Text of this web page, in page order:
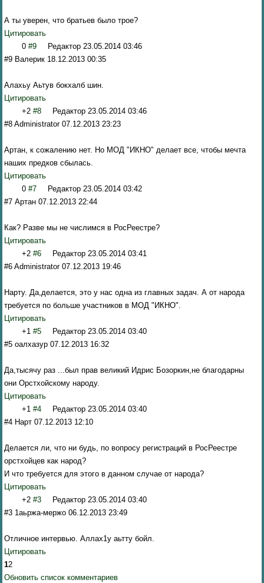
А ты уверен, что братьев было трое?
Цитировать
0 #9 Редактор 23.05.2014 03:46
#9 Валерик 18.12.2013 00:35
Алахьу Аьтув бокхалб шин.
Цитировать
+2 #8 Редактор 23.05.2014 03:46
#8 Administrator 07.12.2013 23:23
Артан, к сожалению нет. Но МОД "ИКНО" делает все, чтобы мечта
наших предков сбылась.
Цитировать
0 #7 Редактор 23.05.2014 03:42
#7 Артан 07.12.2013 22:44
Как? Разве мы не числимся в РосРеестре?
Цитировать
+2 #6 Редактор 23.05.2014 03:41
#6 Administrator 07.12.2013 19:46
Нарту. Да,делается, это у нас одна из главных задач. А от народа
требуется по больше участников в МОД "ИКНО".
Цитировать
+1 #5 Редактор 23.05.2014 03:40
#5 оалхазур 07.12.2013 16:32
Да,тысячу раз ...был прав великий Идрис Бозоркин,не благодарны
они Орстхойскому народу.
Цитировать
+1 #4 Редактор 23.05.2014 03:40
#4 Нарт 07.12.2013 12:10
Делается ли, что ни будь, по вопросу регистраций в РосРеестре
орстхойцев как народ?
И что требуется для этого в данном случае от народа?
Цитировать
+2 #3 Редактор 23.05.2014 03:40
#3 1аьржа-мержо 06.12.2013 23:49
Отличное интервью. Аллах1у аьтту бойл.
Цитировать
12
Обновить список комментариев